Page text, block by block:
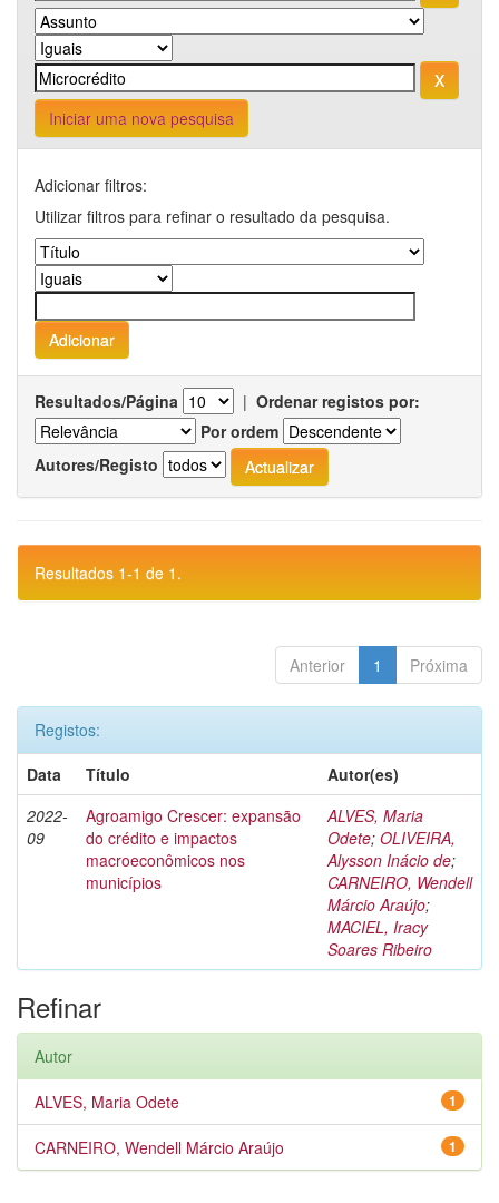
Iniciar uma nova pesquisa
Adicionar filtros:
Utilizar filtros para refinar o resultado da pesquisa.
Resultados/Página | Ordenar registos por:
Por ordem
Autores/Registo
Resultados 1-1 de 1.
Anterior 1 Próxima
Registos:
Data
Título
Autor(es)
2022-
09
Agroamigo Crescer: expansão
do crédito e impactos
macroeconômicos nos
municípios
ALVES, Maria
Odete; OLIVEIRA,
Alysson Inácio de;
CARNEIRO, Wendell
Márcio Araújo;
MACIEL, Iracy
Soares Ribeiro
Refinar
Autor
1
ALVES, Maria Odete
1
CARNEIRO, Wendell Márcio Araújo